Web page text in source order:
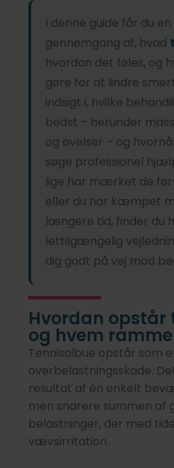
I denne guide får du
gennemgang af, hvad
hvordan det føles, og
gøre for at lindre
indsigt i, hvilke
bedst – herunder
og øvelser – og
søge professionel
lige har mærket de
eller du har kæmpet
længere tid, finder du
lettilgængelig
dig godt på vej mod
Hvordan opstår
og hvem
Tennisalbue opstår som
overbelastningsskade.
resultat af én enkelt
men snarere summen af
belastninger, der med
vævsirritation.